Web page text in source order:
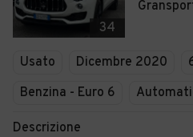
34
Usato Dicembre 2020
Benzina - Euro 6
Descrizione